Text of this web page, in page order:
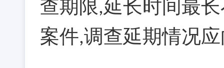
查期限,延长时间最
案件,调查延期情况